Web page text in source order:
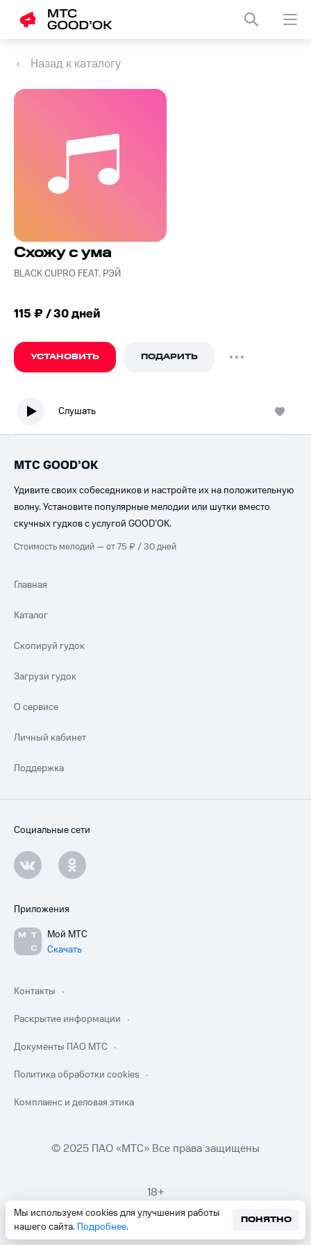
Назад к каталогу
Схожу с ума
BLACK CUPRO FEAT. РЭЙ
115 ₽ / 30 дней
УСТАНОВИТЬ ПОДАРИТЬ
Слушать
Мы используем cookies для улучшения работы
нашего сайта. Подробнее.
ПОНЯТНО
МТС GOOD’OK
Удивите своих собеседников и настройте их на положительную
волну. Установите популярные мелодии или шутки вместо
скучных гудков с услугой GOOD’OK.
Стоимость мелодий — от 75 ₽ / 30 дней
Главная
Каталог
Скопируй гудок
Загрузи гудок
О сервисе
Личный кабинет
Поддержка
Социальные сети
Приложения
Мой МТС
Скачать
Контакты
Раскрытие информации
Документы ПАО МТС
Политика обработки cookies
Комплаенс и деловая этика
© 2025 ПАО «МТС» Все права защищены
18+